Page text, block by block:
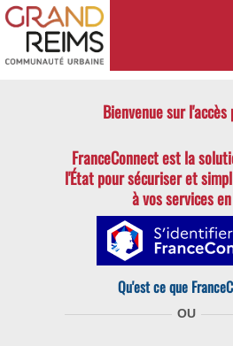
Bienvenue sur
FranceConnect est la
l'État poursécuriser et
à vos services
Qu'est ce que
OU